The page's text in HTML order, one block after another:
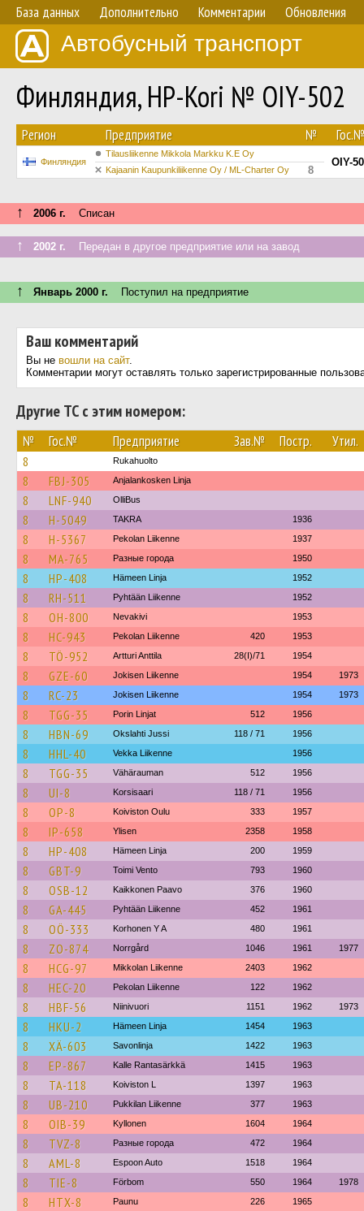
База данных Дополнительно Комментарии Обновления
Автобусный транспорт
Финляндия, HP-Kori № OIY-502
Регион Предприятие № Гос.№
Финляндия
Tilausliikenne Mikkola Markku K.E Oy
OIY-
Kajaanin Kaupunkiliikenne Oy / ML-Charter Oy 8
↑ 2006 г. Списан
↑ 2002 г. Передан в другое предприятие или на завод
↑ Январь 2000 г. Поступил на предприятие
Ваш комментарий
Вы не вошли на сайт.
Комментарии могут оставлять только зарегистрированные
Другие ТС с этим номером:
№ Гос.№ Предприятие Зав.№ Постр. Утил.
8 Rukahuolto
8 FBJ-305 Anjalankosken Linja
8 LNF-940 OlliBus
8 H-5049 TAKRA 1936
8 H-5367 Pekolan Liikenne 1937
8 MA-765 Разные города 1950
8 HP-408 Hämeen Linja 1952
8 RH-511 Pyhtään Liikenne 1952
8 OH-800 Nevakivi 1953
8 HC-943 Pekolan Liikenne 420 1953
8 TÖ-952 Artturi Anttila 28(I)/71 1954
8 GZE-60 Jokisen Liikenne 1954 1973
8 RC-23 Jokisen Liikenne 1954 1973
8 TGG-35 Porin Linjat 512 1956
8 HBN-69 Okslahti Jussi 118 / 71 1956
8 HHL-40 Vekka Liikenne 1956
8 TGG-35 Vähärauman 512 1956
8 UI-8 Korsisaari 118 / 71 1956
8 OP-8 Koiviston Oulu 333 1957
8 IP-658 Ylisen 2358 1958
8 HP-408 Hämeen Linja 200 1959
8 GBT-9 Toimi Vento 793 1960
8 OSB-12 Kaikkonen Paavo 376 1960
8 GA-445 Pyhtään Liikenne 452 1961
8 OÖ-333 Korhonen Y A 480 1961
8 ZO-874 Norrgård 1046 1961 1977
8 HCG-97 Mikkolan Liikenne 2403 1962
8 HEC-20 Pekolan Liikenne 122 1962
8 HBF-56 Niinivuori 1151 1962 1973
8 HKU-2 Hämeen Linja 1454 1963
8 XÄ-603 Savonlinja 1422 1963
8 EP-867 Kalle Rantasärkkä 1415 1963
8 TA-118 Koiviston L 1397 1963
8 UB-210 Pukkilan Liikenne 377 1963
8 OIB-39 Kyllonen 1604 1964
8 TVZ-8 Разные города 472 1964
8 AML-8 Espoon Auto 1518 1964
8 TIE-8 Förbom 550 1964 1978
8 HTX-8 Paunu 226 1965